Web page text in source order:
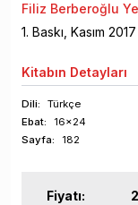
Filiz Berberoğlu
1. Baskı, Kasım 2017
Kitabın Detayları
Dili:
Türkçe
Ebat:
16x24
Sayfa: 182
Fiyatı: